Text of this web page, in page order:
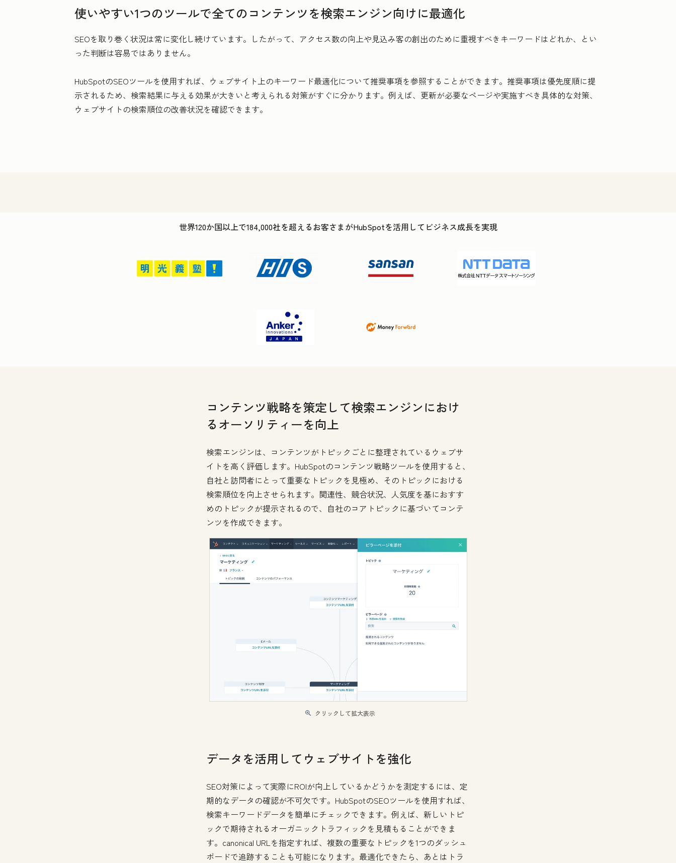
使いやすい1つのツールで全てのコンテンツを検索エンジン向けに最適化
SEOを取り巻く状況は常に変化し続けています。したがって、アクセス数の向上や見込み客の創出のために重視すべきキーワードはどれか、とい
った判断は容易ではありません。
HubSpotのSEOツールを使用すれば、ウェブサイト上のキーワード最適化について推奨事項を参照することができます。推奨事項は優先度順に提
示されるため、検索結果に与える効果が大きいと考えられる対策がすぐに分かります。例えば、更新が必要なページや実施すべき具体的な対策、
ウェブサイトの検索順位の改善状況を確認できます。
世界120か国以上で184,000社を超えるお客さまがHubSpotを活用してビジネス成長を実現
コンテンツ戦略を策定して検索エンジンにおけ
るオーソリティーを向上
検索エンジンは、コンテンツがトピックごとに整理されているウェブサ
イトを高く評価します。HubSpotのコンテンツ戦略ツールを使用すると、
自社と訪問者にとって重要なトピックを見極め、そのトピックにおける
検索順位を向上させられます。関連性、競合状況、人気度を基におすす
めのトピックが提示されるので、自社のコアトピックに基づいてコンテ
ンツを作成できます。
クリックして拡大表示
データを活用してウェブサイトを強化
SEO対策によって実際にROIが向上しているかどうかを測定するには、定
期的なデータの確認が不可欠です。HubSpotのSEOツールを使用すれば、
検索キーワードデータを簡単にチェックできます。例えば、新しいトピ
ックで期待されるオーガニックトラフィックを見積もることができま
す。canonical URLを指定すれば、複数の重要なトピックを1つのダッシュ
ボードで追跡することも可能になります。最適化できたら、あとはトラ